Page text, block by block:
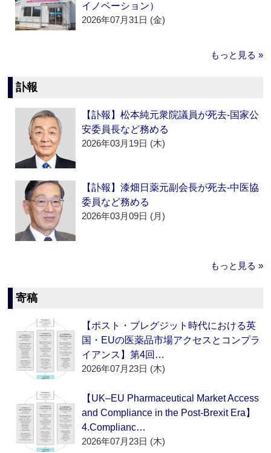
イノベーション）
2026年07月31日 (金)
もっと見る »
訃報
【訃報】松本純元衆院議員が死去‐国家公
安委員長など務める
2026年03月19日 (木)
【訃報】漆畑日薬元副会長が死去‐中医協
委員など務める
2026年03月09日 (月)
もっと見る »
寄稿
【ポスト・ブレグジット時代における英
国・EUの医薬品市場アクセスとコンプラ
イアンス】第4回…
2026年07月23日 (木)
【UK–EU Pharmaceutical Market Access
and Compliance in the Post-Brexit Era】
4.Complianc…
2026年07月23日 (木)